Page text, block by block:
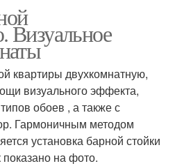
Визуальное
квартиры двухкомнатную,
визуального эффекта,
обоев , а также с
Гармоничным методом
установка барной стойки
на фото.